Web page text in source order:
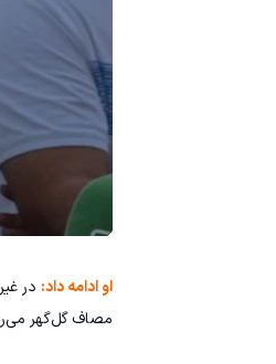
او ادامه داد:
مصاف گل‌گهر